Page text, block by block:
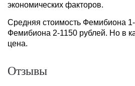
экономических факторов.
Средняя стоимость Фемибиона
Фемибиона 2-1150 рублей. Но в
цена.
Отзывы